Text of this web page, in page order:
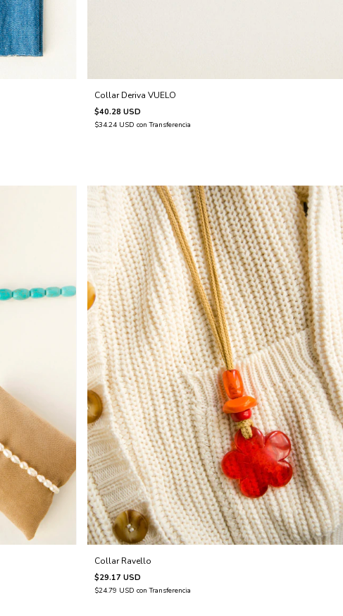
Collar Deriva VUELO
$40.28 USD
$34.24 USD con Transferencia
Collar Ravello
$29.17 USD
$24.79 USD con Transferencia